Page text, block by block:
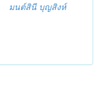
มนต์สินี บุญสิงห์